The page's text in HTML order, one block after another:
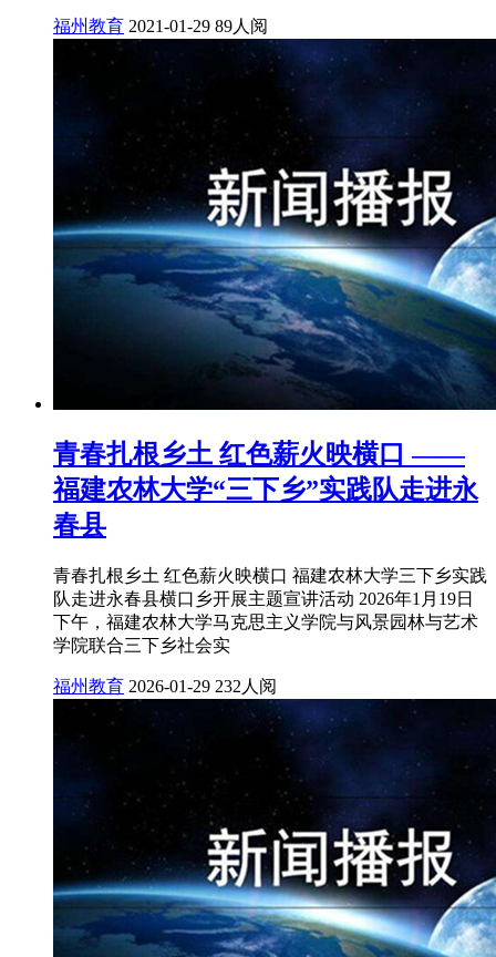
福州教育 2021-01-29 89人阅
青春扎根乡土 红色薪火映横口 ——
福建农林大学“三下乡”实践队走进永
春县
青春扎根乡土 红色薪火映横口 福建农林大学三下乡实践
队走进永春县横口乡开展主题宣讲活动 2026年1月19日
下午，福建农林大学马克思主义学院与风景园林与艺术
学院联合三下乡社会实
福州教育 2026-01-29 232人阅